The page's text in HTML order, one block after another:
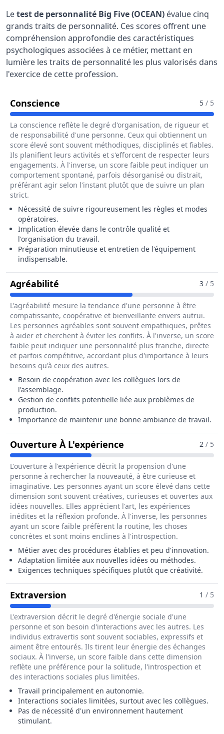
Letest de personnalité Big Five (OCEAN) évalue cinq
grands traits de personnalité. Ces scores offrent une
compréhension approfondie des caractéristiques
psychologiques associées à ce métier, mettant en
lumière les traits de personnalité les plus valorisés dans
l'exercice de cette profession.
Conscience Pour Le Métier De Caissier / 5 / 5
La conscience reflète le degré d'organisation, de rigueur et
de responsabilité d'une personne. Ceux qui obtiennent un
score élevé sont souvent méthodiques, disciplinés et fiables.
Ils planifient leurs activités et s'efforcent de respecter leurs
engagements. À l'inverse, un score faible peut indiquer un
comportement spontané, parfois désorganisé ou distrait,
préférant agir selon l'instant plutôt que de suivre un plan
strict.
Nécessité de suivre rigoureusement les règles et modes
opératoires.
Implication élevée dans le contrôle qualité et
l'organisation du travail.
Préparation minutieuse et entretien de l'équipement
indispensable.
Agréabilité Pour Le Métier De Caissier / 3 / 5
L'agréabilité mesure la tendance d'une personne à être
compatissante, coopérative et bienveillante envers autrui.
Les personnes agréables sont souvent empathiques, prêtes
à aider et cherchent à éviter les conflits. À l'inverse, un score
faible peut indiquer une personnalité plus franche, directe
et parfois compétitive, accordant plus d'importance à leurs
besoins qu'à ceux des autres.
Besoin de coopération avec les collègues lors de
l'assemblage.
Gestion de conflits potentielle liée aux problèmes de
production.
Importance de maintenir une bonne ambiance de travail.
Ouverture À L'expérience Pour Le Métier De
2 / 5
L'ouverture à l'expérience décrit la propension d'une
personne à rechercher la nouveauté, à être curieuse et
imaginative. Les personnes ayant un score élevé dans cette
dimension sont souvent créatives, curieuses et ouvertes aux
idées nouvelles. Elles apprécient l'art, les expériences
inédites et la réflexion profonde. À l'inverse, les personnes
ayant un score faible préfèrent la routine, les choses
concrètes et sont moins enclines à l'introspection.
Métier avec des procédures établies et peu d'innovation.
Adaptation limitée aux nouvelles idées ou méthodes.
Exigences techniques spécifiques plutôt que créativité.
Extraversion Pour Le Métier De Caissier / 1 / 5
L'extraversion décrit le degré d'énergie sociale d'une
personne et son besoin d'interactions avec les autres. Les
individus extravertis sont souvent sociables, expressifs et
aiment être entourés. Ils tirent leur énergie des échanges
sociaux. À l'inverse, un score faible dans cette dimension
reflète une préférence pour la solitude, l'introspection et
des interactions sociales plus limitées.
Travail principalement en autonomie.
Interactions sociales limitées, surtout avec les collègues.
Pas de nécessité d'un environnement hautement
stimulant.